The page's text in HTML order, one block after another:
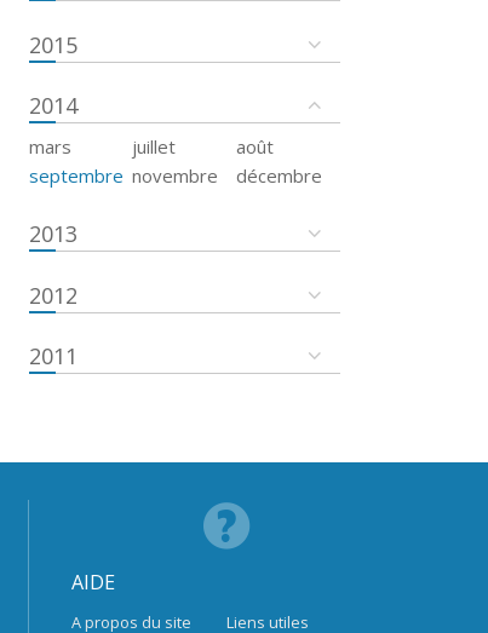
2015
2014
mars juillet
août
septembre novembre décembre
2013
2012
2011
AIDE
A propos du site Liens utiles